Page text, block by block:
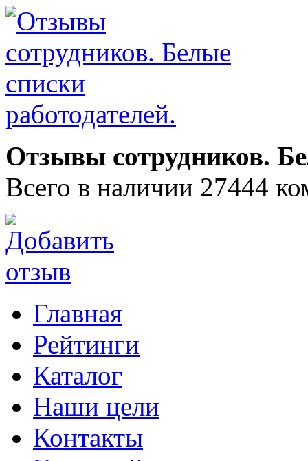
Отзывы сотрудников.
Всего в наличии 27444
Главная
Рейтинги
Каталог
Наши цели
Контакты